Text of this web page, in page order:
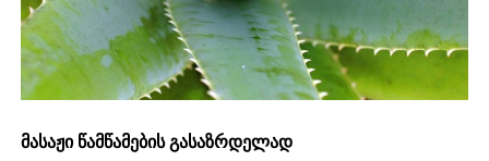
მასაჟი წამწამების გასაზრდელად